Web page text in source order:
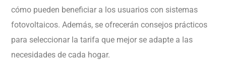
cómo pueden beneficiar a los usuarios con sistemas
fotovoltaicos. Además, se ofrecerán consejos prácticos
para seleccionar la tarifa que mejor se adapte a las
necesidades de cada hogar.